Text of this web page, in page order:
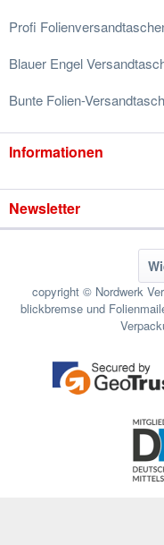
Profi
Blauer Engel
Bunte Folien-
Informationen
Newsletter
copyright © Nordwerk
blickbremse und